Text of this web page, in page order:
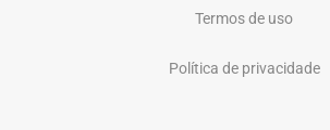
Termos de uso
Política de privacidade